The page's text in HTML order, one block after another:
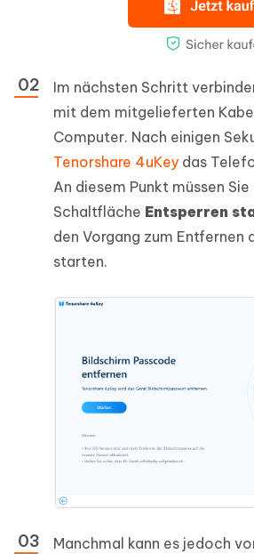
Im nächsten Schritt
mit dem mitgelieferten
Computer. Nach einigen
Tenorshare 4uKey das
An diesem Punkt müssen
Schaltfläche Entsperren
den Vorgang zum Entfernen
starten.
Manchmal kann es jedoch